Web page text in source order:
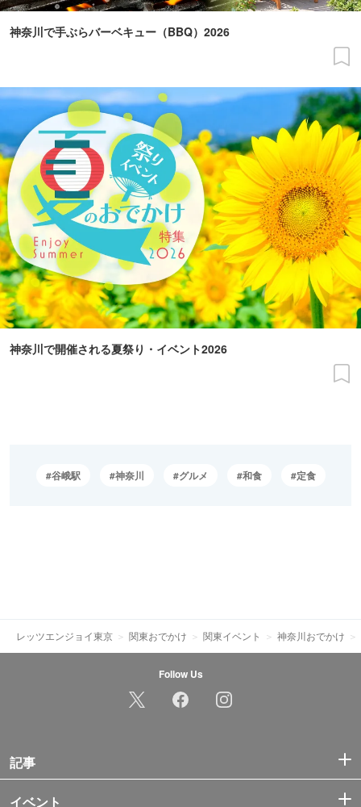
神奈川で手ぶらバーベキュー（BBQ）2026
神奈川で開催される夏祭り・イベント2026
谷峨駅 神奈川 グルメ 和食 定食
レッツエンジョイ東京 関東おでかけ 関東イベント 神奈川おでかけ
Follow Us
記事
イベント